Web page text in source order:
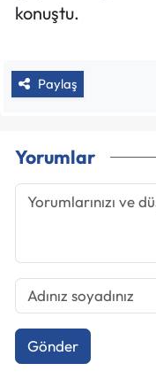
konuştu.
Paylaş
Yorumlar
Gönder